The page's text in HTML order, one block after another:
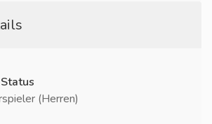
(Herren)